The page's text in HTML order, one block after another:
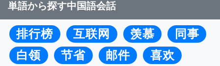
単語から探す中国語会話
排行榜 互联网 羡慕
同事
白领
节省 邮件
喜欢